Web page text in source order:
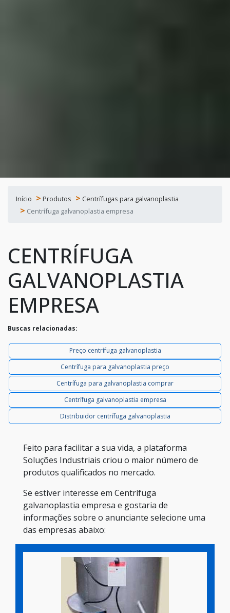
Início Produtos
Centrífugas para galvanoplastia
Centrífuga galvanoplastia empresa
CENTRÍFUGA
GALVANOPLASTIA
EMPRESA
Buscas relacionadas:
Preço centrífuga galvanoplastia
Centrífuga para galvanoplastia preço
Centrífuga para galvanoplastia comprar
Centrífuga galvanoplastia empresa
Distribuidor centrífuga galvanoplastia
Feito para facilitar a sua vida, a plataforma
Soluções Industriais criou o maior número de
produtos qualificados no mercado.
Se estiver interesse em Centrífuga
galvanoplastia empresa e gostaria de
informações sobre o anunciante selecione uma
das empresas abaixo: